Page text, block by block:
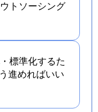
トソーシング
標準化するた
進めればいい